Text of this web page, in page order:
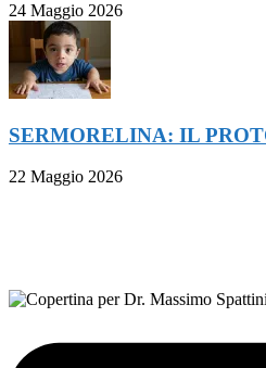
24 Maggio 2026
SERMORELINA: IL
22 Maggio 2026